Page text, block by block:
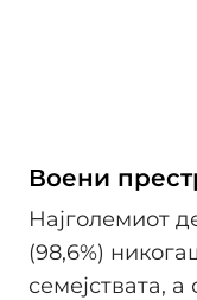
Воени
Најголемиот
(98,6%)
семејствата,